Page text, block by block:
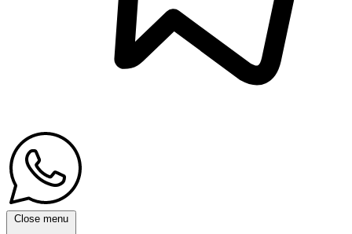
Close menu